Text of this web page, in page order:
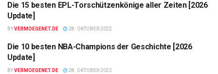
LISTE
Die 15 besten EPL-Torschützenkönige aller Zeiten [2026
Update]
BYVERMOEGENET.DE 28. OKTOBER 2022
LISTE
Die 10 besten NBA-Champions der Geschichte [2026
Update]
BYVERMOEGENET.DE 28. OKTOBER 2022